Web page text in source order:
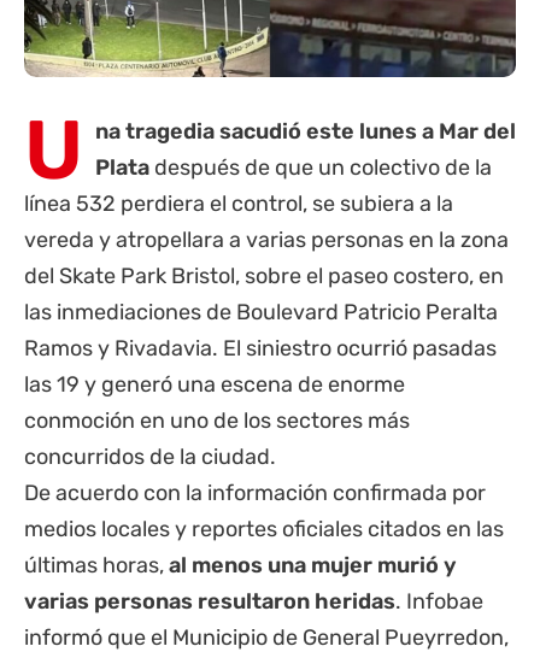
U
na tragedia sacudió este lunes a Mar del
Plata después de que un colectivo de la
línea 532 perdiera el control, se subiera a la
vereda y atropellara a varias personas en la zona
del Skate Park Bristol, sobre el paseo costero, en
las inmediaciones de Boulevard Patricio Peralta
Ramos y Rivadavia. El siniestro ocurrió pasadas
las 19 y generó una escena de enorme
conmoción en uno de los sectores más
concurridos de la ciudad.
De acuerdo con la información confirmada por
medios locales y reportes oficiales citados en las
últimas horas,al menos una mujer murió y
varias personas resultaron heridas. Infobae
informó que el Municipio de General Pueyrredon,